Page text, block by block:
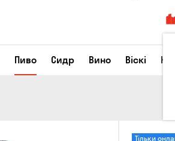
Пиво Сидр Вино Віскі
Тільки